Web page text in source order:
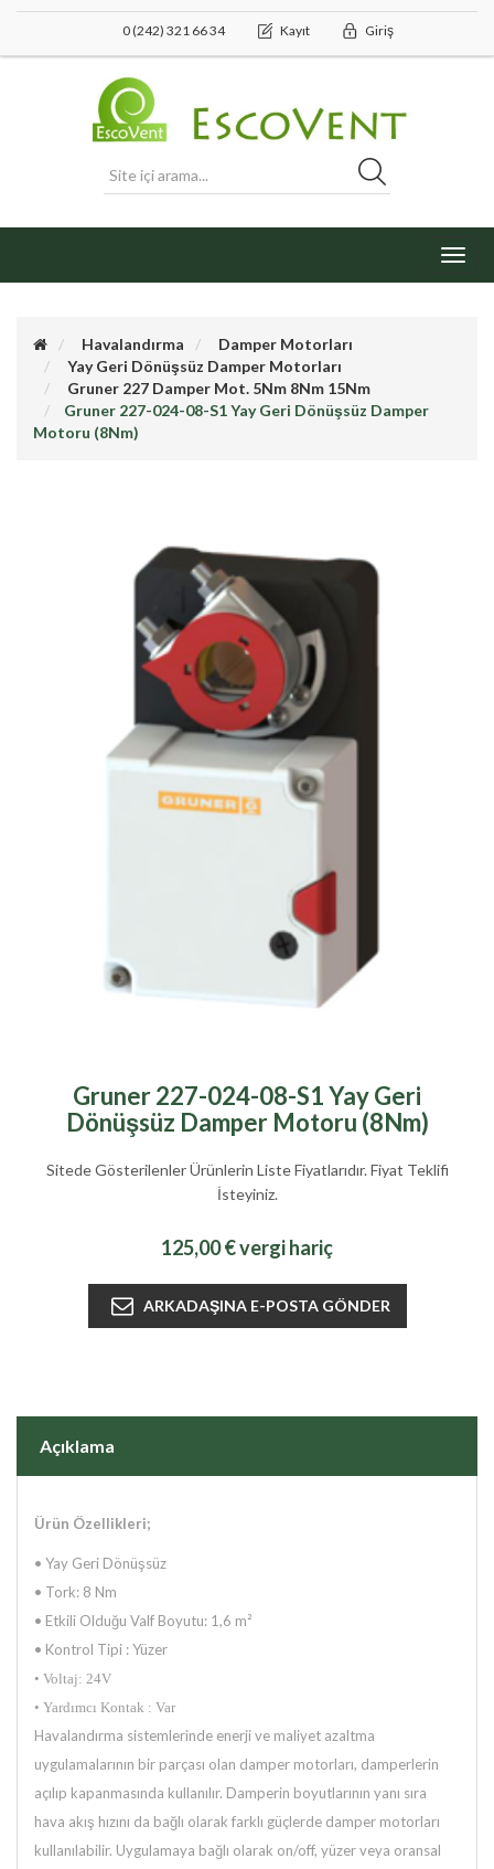
0 (242) 321 66 34 Kayıt Giriş
Havalandırma
Damper Motorları
Yay Geri Dönüşsüz Damper Motorları
Gruner 227 Damper Mot. 5Nm 8Nm 15Nm
Gruner 227-024-08-S1 Yay Geri Dönüşsüz Damper
Motoru (8Nm)
Gruner 227-024-08-S1 Yay Geri
Dönüşsüz Damper Motoru (8Nm)
Sitede Gösterilenler Ürünlerin Liste Fiyatlarıdır. Fiyat Teklifi
İsteyiniz.
125,00 € vergi hariç
Açıklama
Ürün Özellikleri;
• Yay Geri Dönüşsüz
• Tork: 8 Nm
• Etkili Olduğu Valf Boyutu: 1,6 m²
• Kontrol Tipi : Yüzer
• Voltaj: 24V
• Yardımcı Kontak : Var
Havalandırma sistemlerinde enerji ve maliyet azaltma
uygulamalarının bir parçası olan damper motorları, damperlerin
açılıp kapanmasında kullanılır. Damperin boyutlarının yanı sıra
hava akış hızını da bağlı olarak farklı güçlerde damper motorları
kullanılabilir. Uygulamaya bağlı olarak on/off, yüzer veya oransal